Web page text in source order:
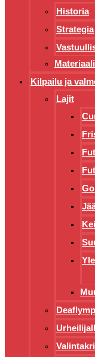
Historia
Strategia
Kilpailu ja
Lajit